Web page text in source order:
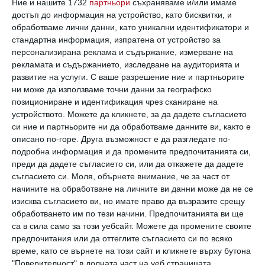
Ние и нашите 1732 партньори съхраняваме и/или имаме
достъп до информация на устройство, като бисквитки, и
обработваме лични данни, като уникални идентификатори и
стандартна информация, изпратена от устройство за
персонализирана реклама и съдържание, измерване на
рекламата и съдържанието, изследване на аудиторията и
развитие на услуги. С ваше разрешение ние и партньорите
ни може да използваме точни данни за географско
позициониране и идентификация чрез сканиране на
устройството. Можете да кликнете, за да дадете съгласието
си ние и партньорите ни да обработваме данните ви, както е
описано по-горе. Друга възможност е да разгледате по-
подробна информация и да промените предпочитанията си,
преди да дадете съгласието си, или да откажете да дадете
съгласието си.
Моля, обърнете внимание, че за част от
начините на обработване на личните ви данни може да не се
изисква съгласието ви, но имате право да възразите срещу
обработването им по тези начини. Предпочитанията ви ще
са в сила само за този уебсайт. Можете да промените своите
предпочитания или да оттеглите съгласието си по всяко
време, като се върнете на този сайт и кликнете върху бутона
Най нови
Да поговорим
Брак на 22: ето как да продължи
завинаги!
09 август 2026 г.
Здраве
Как да се радвижите, ако не
харесвате фитнес
09 август 2026 г.